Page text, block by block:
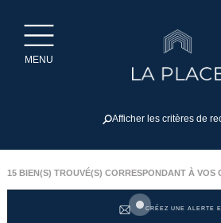
MENU
Afficher les critères de
15BIEN(S) TROUVÉ(S) CORRESPONDANT À VOS
CRÉEZ UNE ALERTE